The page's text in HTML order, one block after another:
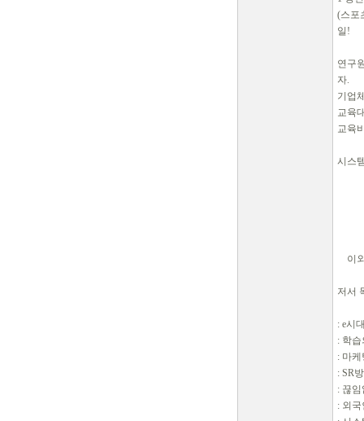
(스포
일!
연구
자.
기업
교육
교육
시스
이
저서
: e시
: 학
: 마
: SR
: 끊
: 외